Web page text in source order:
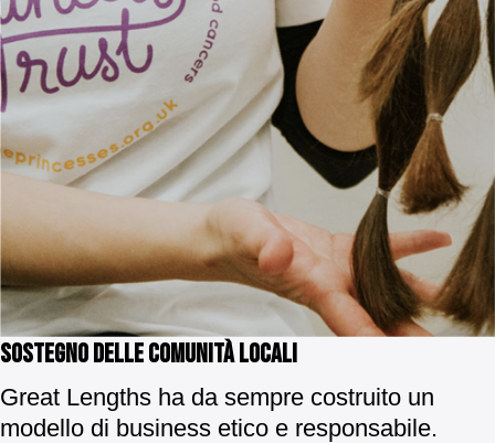
sostegno delle comunità locali
Great Lengths ha da sempre costruito un
modello di business etico e responsabile.